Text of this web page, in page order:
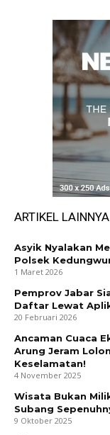
ARTIKEL LAINNYA
Asyik Nyalakan
Polsek
1 Maret 2026
Pemprov Jabar
Daftar Lewat
20 Februari 2026
Ancaman Cuaca
Arung Jeram
Keselamatan!
4 November 2025
Wisata Bukan
Subang
9 Oktober 2025